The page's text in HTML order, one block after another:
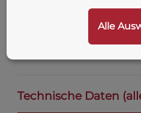
Bluetooth" betreffen die
Messungen — wer
Technische Daten
Alle